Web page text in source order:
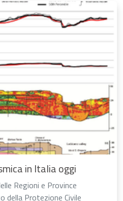
in Italia oggi
Regioni e Province
della Protezione Civile